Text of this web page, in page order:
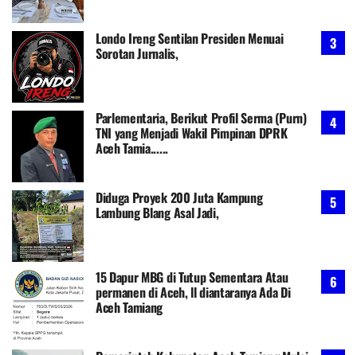
Londo Ireng Sentilan Presiden Menuai
Sorotan Jurnalis,
Parlementaria, Berikut Profil Serma (Purn)
TNI yang Menjadi Wakil Pimpinan DPRK
Aceh Tamia......
Diduga Proyek 200 Juta Kampung
Lambung Blang Asal Jadi,
15 Dapur MBG di Tutup Sementara Atau
permanen di Aceh, ll diantaranya Ada Di
Aceh Tamiang